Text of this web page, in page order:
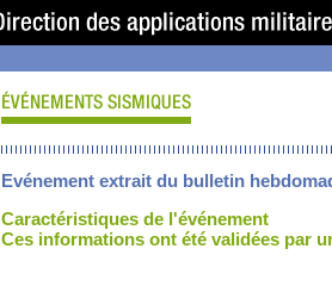
Evénement extrait du bulletin
Caractéristiques de l'événement
Ces informations ont été validées par